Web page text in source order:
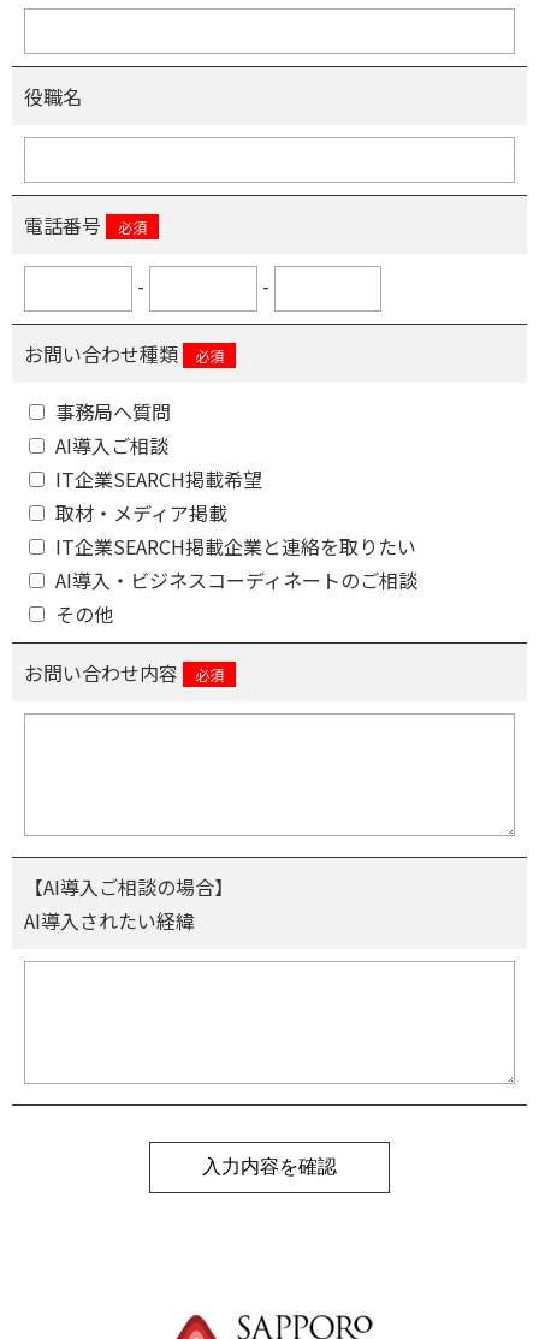
役職名
電話番号 必須
- -
お問い合わせ種類 必須
事務局へ質問
AI導入ご相談
IT企業SEARCH掲載希望
取材・メディア掲載
IT企業SEARCH掲載企業と連絡を取りたい
AI導入・ビジネスコーディネートのご相談
その他
お問い合わせ内容 必須
【AI導入ご相談の場合】
AI導入されたい経緯